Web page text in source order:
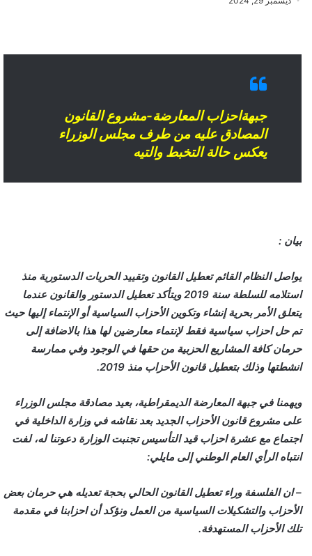
جبهةاحزاب المعارضة-مشروع القانون
المصادق عليه من طرف مجلس الوزراء
يعكس حالة التخبط والتيه
بيان :
يواصل النظام القائم تعطيل القانون وتقييد الحريات الدستورية منذ
استلامه للسلطة سنة 2019 ويتأكد تعطيل الدستور والقانون عندما
يتعلق الأمر بحرية إنشاء وتكوين الأحزاب السياسية أو الإنتماء إليها حيث
تم حل احزاب سياسية فقط لإنتماء معارضين لها هذا بالاضافة إلى
حرمان كافة المشاريع الحزبية من حقها في الوجود وفي ممارسة
انشطتها وذلك بتعطيل قانون الأحزاب منذ 2019.
ويهمنا في جبهة المعارضة الديمقراطية، بعيد مصادقة مجلس الوزراء
على مشروع قانون الأحزاب الجديد بعد نقاشه في وزارة الداخلية في
اجتماع مع عشرة احزاب قيد التأسيس تجنبت الوزارة دعوتنا له، لفت
انتباه الرأي العام الوطني إلى مايلي:
– ان الفلسفة وراء تعطيل القانون الحالي بحجة تعديله هي حرمان بعض
الأحزاب والتشكيلات السياسية من العمل ونؤكد أن احزابنا في مقدمة
تلك الأحزاب المستهدفة.